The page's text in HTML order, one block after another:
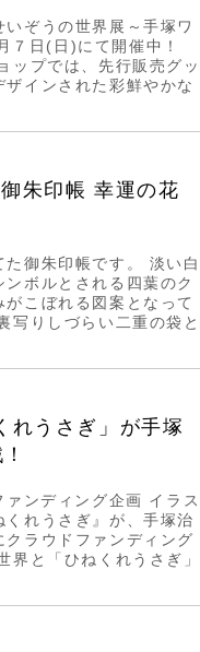
ぞうの世界展～手塚ワ
７日(日)にて開催中！
ップでは、先行販売グッ
インされた彩鮮やかな
朱印帳 幸運の花
御朱印帳です。 淡い白
ボルとされる四葉のク
こぼれる図案となって
写りしづらい二重の袋と
れうさぎ」が手塚
ンディング企画 イラス
くれうさぎ』が、手塚治
ラウドファンディング
と「ひねくれうさぎ」